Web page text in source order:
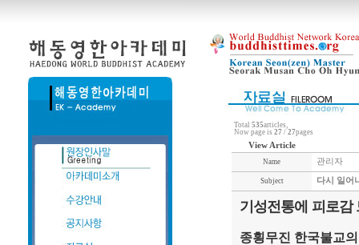
Total 535articles,
Now page is 27 / 27pages
View Article
Name 관리자
Subject 다시 일어
기성전통에 피로감
종횡무진 한국불교